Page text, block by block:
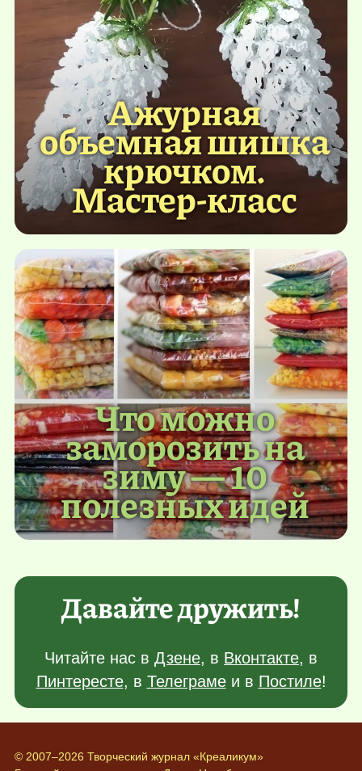
Ажурная
объемная шишка
крючком.
Мастер-класс
Что можно
заморозить на
зиму — 10
полезных идей
Давайте дружить!
Читайте нас в Дзене, в Вконтакте, в
Пинтересте, в Телеграмеи в Постиле!
© 2007–2026 Творческий журнал «Креаликум»